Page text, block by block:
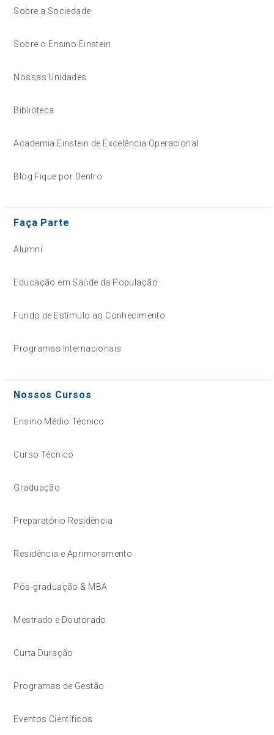
Sobre a Sociedade
Sobre o Ensino Einstein
Nossas Unidades
Biblioteca
Academia Einstein de Excelência Operacional
Blog Fique por Dentro
Faça Parte
Alumni
Educação em Saúde da População
Fundo de Estímulo ao Conhecimento
Programas Internacionais
Nossos Cursos
Ensino Médio Técnico
Curso Técnico
Graduação
Preparatório Residência
Residência e Aprimoramento
Pós-graduação & MBA
Mestrado e Doutorado
Curta Duração
Programas de Gestão
Eventos Científicos